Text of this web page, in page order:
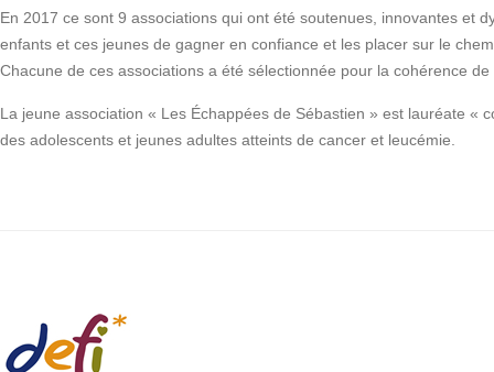
En 2017 ce sont 9 associations qui ont été soutenues, innovantes et
enfants et ces jeunes de gagner en confiance et les placer sur le
Chacune de ces associations a été sélectionnée pour la cohérence
La jeune association « Les Échappées de Sébastien » est lauréate
des adolescents et jeunes adultes atteints de cancer et leucémie.